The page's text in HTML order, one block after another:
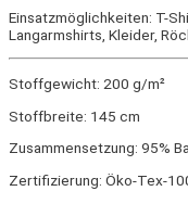
Einsatzmöglichkeiten: T-
Langarmshirts, Kleider,
Stoffgewicht: 200 g/m²
Stoffbreite: 145 cm
Zusammensetzung: 95%
Zertifizierung: Öko-Tex-